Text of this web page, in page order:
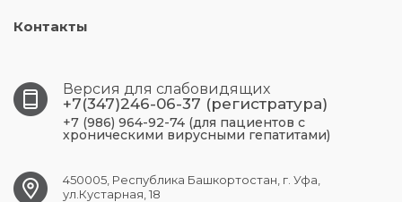
Контакты
Версия для слабовидящих
+7(347)246-06-37 (регистратура)
+7 (986) 964-92-74 (для пациентов с
хроническими вирусными гепатитами)
450005, Республика Башкортостан, г. Уфа,
ул.Кустарная, 18